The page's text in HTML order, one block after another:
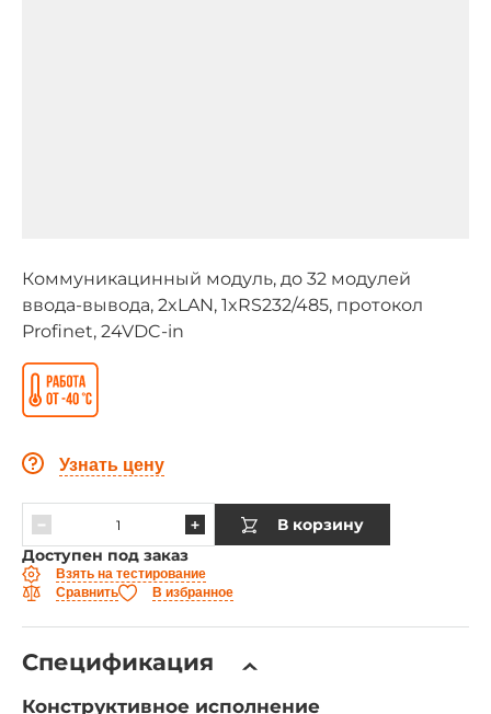
Коммуникацинный модуль, до 32 модулей
ввода-вывода, 2xLAN, 1xRS232/485, протокол
Profinet, 24VDC-in
Узнать цену
В корзину
Доступен под заказ
Взять на тестирование
Сравнить
В избранное
Спецификация
Конструктивное исполнение